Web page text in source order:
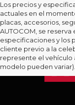
Los precios y
actuales en el
placas, accesorios,
AUTOCOM, se
especificaciones y los
cliente previo a la
represente el vehículo
modelo pueden variar).